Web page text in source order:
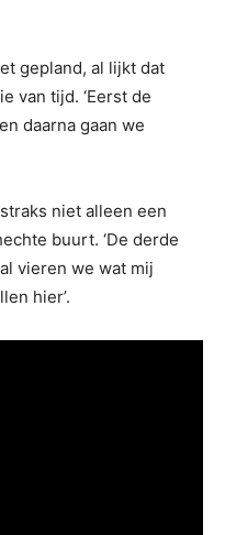
gepland, al lijkt dat
van tijd. ‘Eerst de
daarna gaan we
niet alleen een
buurt. ‘De derde
vieren we wat mij
hier’.